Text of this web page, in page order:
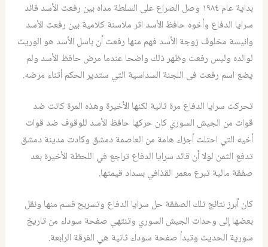
بداية عام ١٩٨٤ وصل الصراع على السلطة مداه بين رفعت الأسد قائد
سرايا الدفاع وأخوه حافظ الأسد اثر ملاسنة كلامية بين رفعت الأسد
وانيسة مخلوف زوجة الأسد فهم منها رفعت أن باسل الأسد هو الوريث
لوالده وليس رفعت وظهر ذلك واضحا عندما مرض حافظ الأسد ولم
يضع اسم رفعت فى اللجنة السداسية التي ستدير الحكم أثناء مرضه.
تحركت سرايا الدفاع مرة ثانية لكنها الأخيرة وهذه المرة كانت ضد
قوات من الجيش السوري كان حركها حافظ الأسد للوقوف ضد قوات
أخيه التي احتلت أجزاء هامة من العاصمة دمشق وكادت مدينة دمشق
تدفع الثمن لولا أن قائد سرايا الدفاع تراجع في اللحظة الأخيرة بعد
صفقة مالية تبرع معمر القذافي بسداد قيمتها.
كان أبرز نتائج تلك الصفقة حل سرايا الدفاع وتسربح قسم منها ونقل
بعضها إلى وحدات الجيش السوري وتنتهي صفحة سوداء من تاريخ
سورية الحديث وتبدأ صفحة سوداء ثانية هي الفرقة الرابعة.